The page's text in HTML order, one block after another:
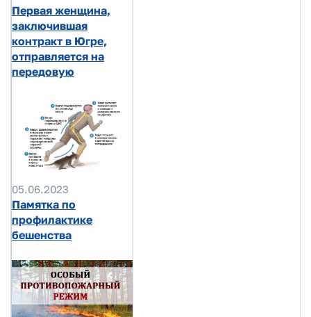
Первая женщина,
заключившая
контракт в Югре,
отправляется на
передовую
05.06.2023
Памятка по
профилактике
бешенства